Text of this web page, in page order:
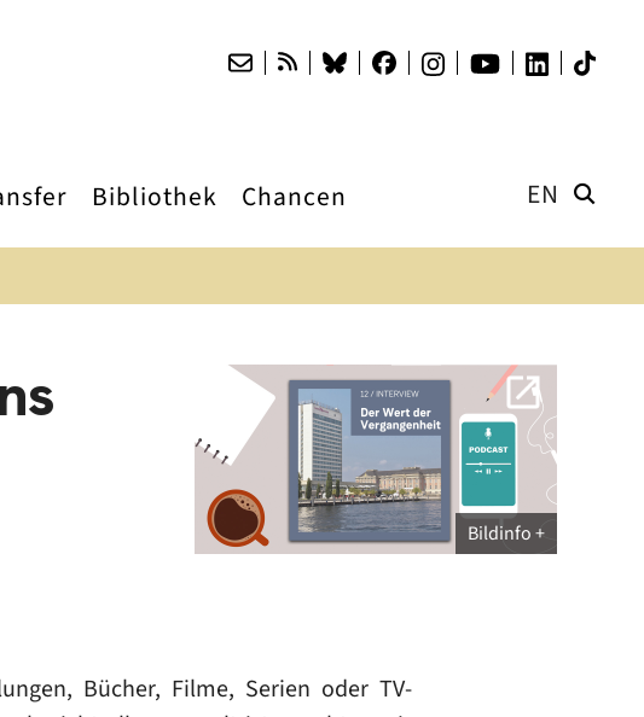
Bibliothek Chancen EN
Bildinfo
Bücher, Filme, Serien oder TV-